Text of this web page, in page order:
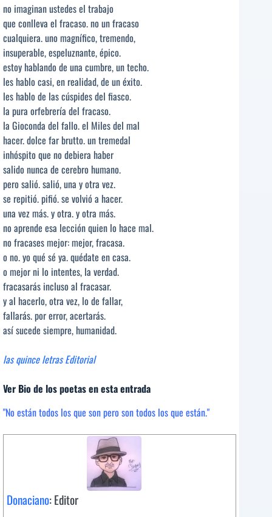
no imaginan ustedes el trabajo
que conlleva el fracaso. no un fracaso
cualquiera. uno magnífico, tremendo,
insuperable, espeluznante, épico.
estoy hablando de una cumbre, un techo.
les hablo casi, en realidad, de un éxito.
les hablo de las cúspides del fiasco.
la pura orfebrería del fracaso.
la Gioconda del fallo. el Miles del mal
hacer. dolce far brutto. un tremedal
inhóspito que no debiera haber
salido nunca de cerebro humano.
pero salió. salió, una y otra vez.
se repitió. pifió. se volvió a hacer.
una vez más. y otra. y otra más.
no aprende esa lección quien lo hace mal.
no fracases mejor: mejor, fracasa.
o no. yo qué sé ya. quédate en casa.
o mejor ni lo intentes, la verdad.
fracasarás incluso al fracasar.
y al hacerlo, otra vez, lo de fallar,
fallarás. por error, acertarás.
así sucede siempre, humanidad.
las quince letras Editorial
Ver Bio de los poetas en esta entrada
"No están todos los que son pero son todos los que están."
Donaciano: Editor